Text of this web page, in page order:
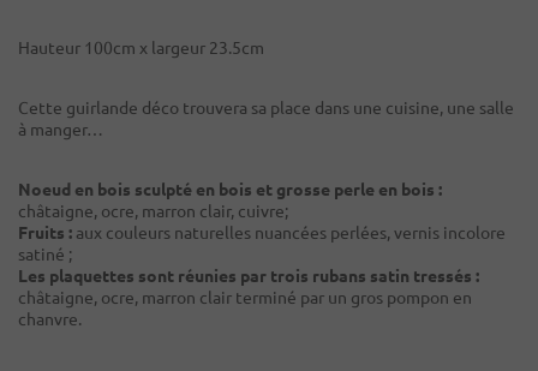
Hauteur 100cm x largeur 23.5cm
Cette guirlande déco trouvera sa place dans une cuisine, une salle
à manger…
Noeud en bois sculpté en bois et grosse perle en bois :
châtaigne, ocre, marron clair, cuivre;
Fruits : aux couleurs naturelles nuancées perlées, vernis incolore
satiné ;
Les plaquettes sont réunies par trois rubans satin tressés :
châtaigne, ocre, marron clair terminé par un gros pompon en
chanvre.